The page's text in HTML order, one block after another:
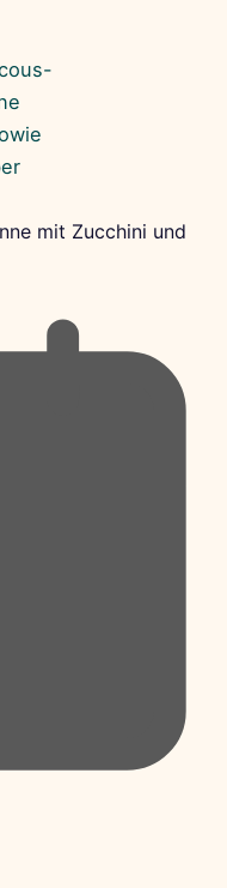
mit Zucchini und